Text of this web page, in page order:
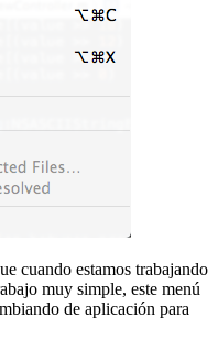
cuando estamos trabajando
muy simple, este menú
de aplicación para